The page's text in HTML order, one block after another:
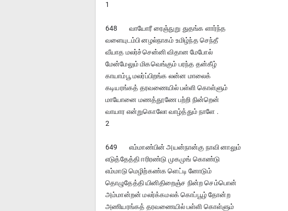
1
648	வாயோரீ ரைஞ்நுறு துதங்க ளார்ந்த
வளையுடம்பி னழல்நாகம் உமிழ்ந்த செந்தீ
வீயாத மலர்ச்சென்னி விதான மேபோல்
மேன்மேலும் மிகவெங்கும் பரந்த தன்கீழ்
காயாம்பூ மலர்ப்பிறங்க லன்ன மாலைக்
கடியரங்கத் தரவணையில் பள்ளி கொள்ளும்
மாயோனை மணத்தூணே பற்றி நின்றென்
வாயார என்றுகொலோ வாழ்த்தும் நாளே .
2
649	எம்மாண்பின் அயன்நான்கு நாவி னாலும்
எடுத்தேத்தி ஈரிரண்டு முகமுங் கொண்டு
எம்மாடு மெழிற்கண்க ளெட்டி னோடும்
தொழுதேத்தி யினிதிறைஞ்ச நின்ற செம்பொன்
அம்மான்றன் மலர்க்கமலக் கொப்பூழ் தோன்ற
அணியரங்கத் தரவணையில் பள்ளி கொள்ளும்